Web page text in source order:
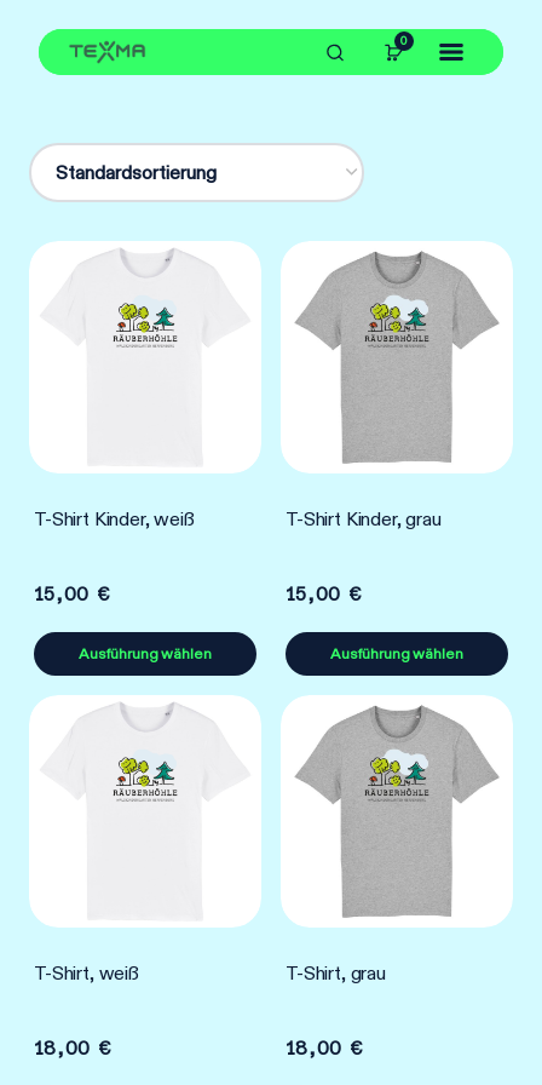
Inhalt
springen
0
T-Shirt Kinder, weiß
15,00 €
Ausführung wählen
Dieses
Produkt
mehrere
Optionen
auf
Produktseite
T-Shirt Kinder, grau
15,00 €
Ausführung wählen
Dieses
Produkt
weist
mehrere
Optionen
auf
Produktseite
T-Shirt, weiß
18,00 €
T-Shirt, grau
18,00 €